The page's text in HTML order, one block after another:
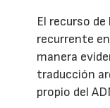
El recurso
recurrente
manera
traducción
propio del